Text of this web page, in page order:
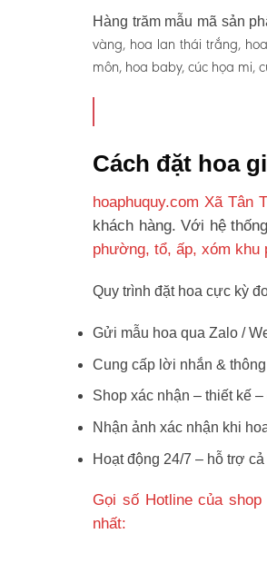
Hàng trăm mẫu mã sản
vàng, hoa lan thái trắng,
môn, hoa baby, cúc họa mi,
Cách đặt hoa
hoaphuquy.com Xã Tân
khách hàng. Với hệ
phường, tổ, ấp, xóm khu
Quy trình đặt hoa cực kỳ
Gửi mẫu hoa qua Zalo /
Cung cấp lời nhắn &
Shop xác nhận – thiết kế
Nhận ảnh xác nhận khi
Hoạt động 24/7 – hỗ trợ
Gọi số Hotline của
nhất: